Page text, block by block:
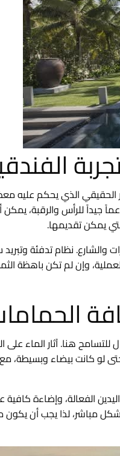
الذي يحكم عليه
جيداً للرأس والرقبة،
يمكن تقديمها.
والشارع. نظام تدفئة
وإن لم تكن باهظة
هنا. آثار الماء على
لو كانت بيضاء وبسيطة،
الفعالة، وإضاءة كافية
مباشر، لذا يجب أن يكون